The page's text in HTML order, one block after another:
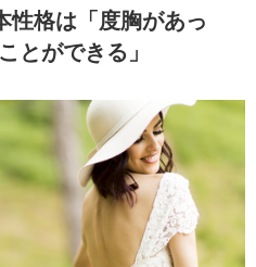
性格は「度胸があっ
とができる」